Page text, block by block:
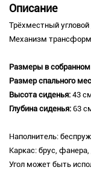
Описание
Трёхместный
Механизм
Размеры в
Размер спального
Высота сиденья: 43
Глубина сиденья: 63
Наполнитель:
Каркас: брус,
Угол может быть